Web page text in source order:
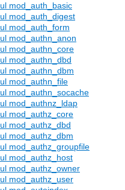
mod_auth_basic
mod_auth_digest
mod_auth_form
mod_authn_anon
mod_authn_core
mod_authn_dbd
mod_authn_dbm
mod_authn_file
mod_authn_socache
mod_authnz_ldap
mod_authz_core
mod_authz_dbd
mod_authz_dbm
mod_authz_groupfile
mod_authz_host
mod_authz_owner
mod_authz_user